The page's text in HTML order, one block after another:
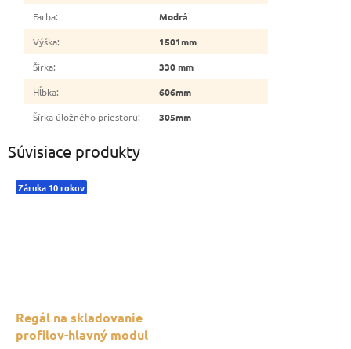
Farba:
Modrá
Výška:
1501mm
Šírka:
330 mm
Hĺbka:
606mm
Šírka úložného priestoru: 305mm
Súvisiace produkty
Záruka 10 rokov
Regál na skladovanie
profilov-hlavný modul